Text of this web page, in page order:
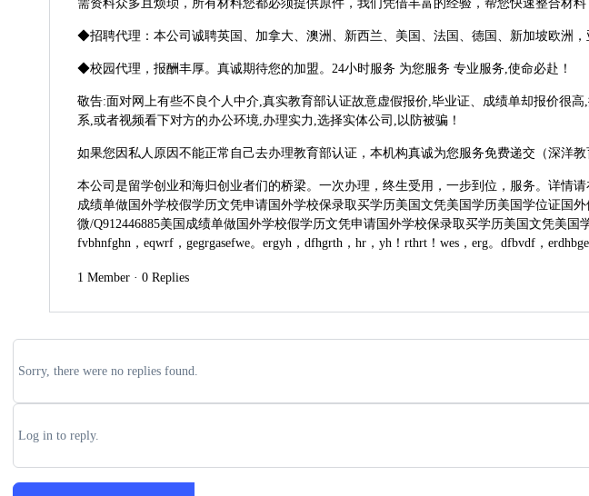
需资料众多且烦琐，所有材料您都必须提供原件，我们凭借丰富的经验，帮您快速整合材料
◆招聘代理：本公司诚聘英国、加拿大、澳洲、新西兰、美国、法国、德国、新加坡欧洲
◆校园代理，报酬丰厚。真诚期待您的加盟。24小时服务 为您服务 专业服务,使命必赴！
敬告:面对网上有些不良个人中介,真实教育部认证故意虚假报价,毕业证、成绩单却报价很
系,或者视频看下对方的办公环境,办理实力,选择实体公司,以防被骗！
如果您因私人原因不能正常自己去办理教育部认证，本机构真诚为您服务免费递交（深洋教
本公司是留学创业和海归创业者们的桥梁。一次办理，终生受用，一步到位，服务。详情
成绩单做国外学校假学历文凭申请国外学校保录取买学历美国文凭美国学历美国学位证国
微/Q912446885美国成绩单做国外学校假学历文凭申请国外学校保录取买学历美国文凭美国
fvbhnfghn，eqwrf，gegrgasefwe。ergyh，dfhgrth，hr，yh！rthrt！wes，erg。dfbvdf，
1 Member · 0 Replies
Sorry, there were no replies found.
Log in to reply.